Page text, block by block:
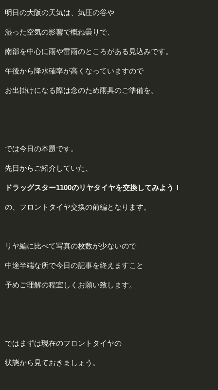
明日の大阪の天気は、気圧の谷や
湿った空気の影響で概ね曇りで、
南部を中心に雨や雷雨のところがある見込みです。
午後から降水確率が高くなっていますので
お出掛けになる際は念のため雨具のご準備を。
では今日の本題です。
先日からご紹介していた、
ドラッグスター1100のリヤタイヤを交換してみよう！
の、フロントタイヤ交換の前編となります。
リヤ編に比べて写真の枚数が少ないので
中途半端な所で今日の記事を終えますこと
予めご理解の程宜しくお願い致します。
ではまずは現在のフロントタイヤの
状態から見ておきましょう。